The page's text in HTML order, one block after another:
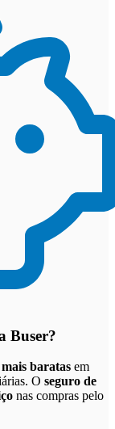
Buser?
baratas em
O seguro de
nas compras pelo